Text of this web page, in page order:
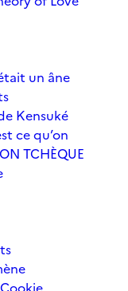
un âne
Kensuké
ce qu’on
TCHÈQUE